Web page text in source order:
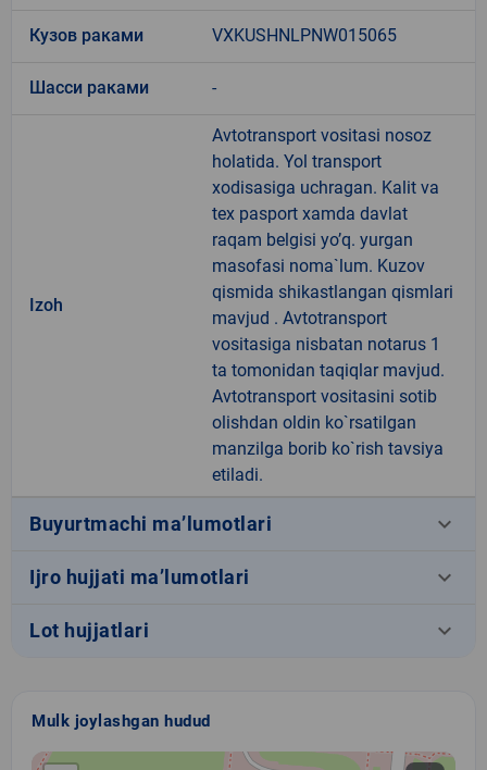
Кузов раками VXKUSHNLPNW015065
Шасси раками -
Izoh
Avtotransport vositasi nosoz
holatida. Yol transport
xodisasiga uchragan. Kalit va
tex pasport xamda davlat
raqam belgisi yo’q. yurgan
masofasi noma`lum. Kuzov
qismida shikastlangan qismlari
mavjud . Avtotransport
vositasiga nisbatan notarus 1
ta tomonidan taqiqlar mavjud.
Avtotransport vositasini sotib
olishdan oldin ko`rsatilgan
manzilga borib ko`rish tavsiya
etiladi.
Buyurtmachi ma’lumotlari keyboard_arrow_down
Ijro hujjati ma’lumotlari keyboard_arrow_down
Lot hujjatlari keyboard_arrow_down
Mulk joylashgan hudud